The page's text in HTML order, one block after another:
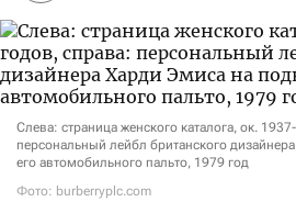
Слева: страница женского каталога, ок.
персональный лейбл британского
его автомобильного пальто, 1979 год
Фото: burberryplc.com